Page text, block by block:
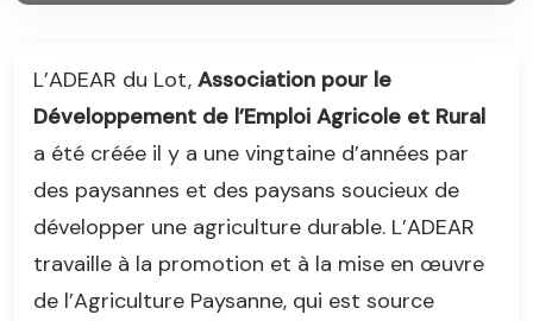
L’ADEAR du Lot, Association pour le
Développement de l’Emploi Agricole et Rural
a été créée il y a une vingtaine d’années par
des paysannes et des paysans soucieux de
développer une agriculture durable. L’ADEAR
travaille à la promotion et à la mise en œuvre
de l’Agriculture Paysanne, qui est source